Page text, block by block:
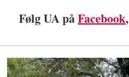
Følg UA påFacebook,